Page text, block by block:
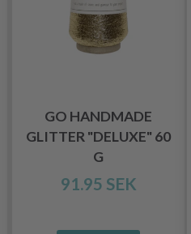
GO HANDMADE
GLITTER "DELUXE" 60
G
91.95 SEK